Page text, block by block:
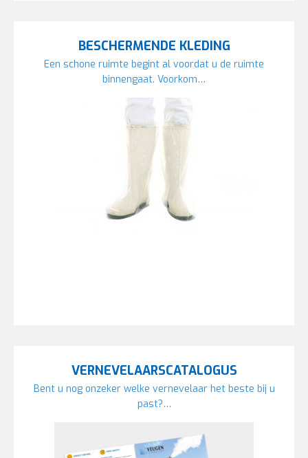
BESCHERMENDE KLEDING
Een schone ruimte begint al voordat u de ruimte
binnengaat. Voorkom…
VERNEVELAARSCATALOGUS
Bent u nog onzeker welke vernevelaar het beste bij u
past?…